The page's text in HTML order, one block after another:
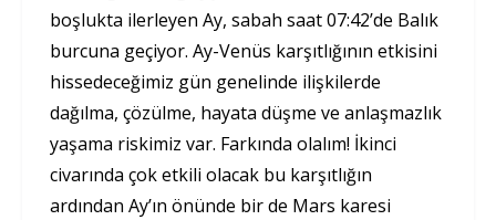
boşlukta ilerleyen Ay, sabah saat 07:42’de Balık
burcuna geçiyor. Ay-Venüs karşıtlığının etkisini
hissedeceğimiz gün genelinde ilişkilerde
dağılma, çözülme, hayata düşme ve anlaşmazlık
yaşama riskimiz var. Farkında olalım! İkinci
civarında çok etkili olacak bu karşıtlığın
ardından Ay’ın önünde bir de Mars karesi